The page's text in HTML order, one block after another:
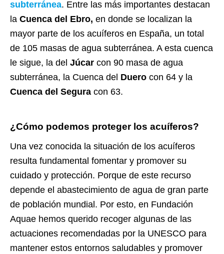
subterránea. Entre las más importantes destacan
la Cuenca del Ebro, en donde se localizan la
mayor parte de los acuíferos en España, un total
de 105 masas de agua subterránea. A esta cuenca
le sigue, la del Júcar con 90 masa de agua
subterránea, la Cuenca del Duero con 64 y la
Cuenca del Segura con 63.
¿Cómo podemos proteger los acuíferos?
Una vez conocida la situación de los acuíferos
resulta fundamental fomentar y promover su
cuidado y protección. Porque de este recurso
depende el abastecimiento de agua de gran parte
de población mundial. Por esto, en Fundación
Aquae hemos querido recoger algunas de las
actuaciones recomendadas por la UNESCO para
mantener estos entornos saludables y promover